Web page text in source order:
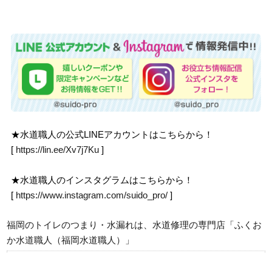
★水道職人の公式LINEアカウントはこちらから！
[ https://lin.ee/Xv7j7Ku ]
★水道職人のインスタグラムはこちらから！
[ https://www.instagram.com/suido_pro/ ]
福岡のトイレのつまり・水漏れは、水道修理の専門店「ふくお
か水道職人（福岡水道職人）」